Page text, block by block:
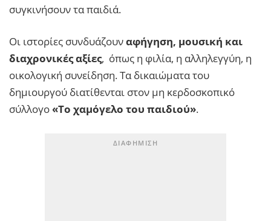
συγκινήσουν τα παιδιά.
Οι ιστορίες συνδυάζουναφήγηση, μουσική και
διαχρονικές αξίες, όπως η φιλία, η αλληλεγγύη, η
οικολογική συνείδηση. Τα δικαιώματα του
δημιουργού διατίθενται στον μη κερδοσκοπικό
σύλλογο «Το χαμόγελο του παιδιού».